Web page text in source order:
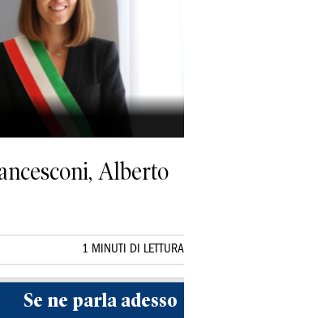
Alberto
1 MINUTI DI LETTURA
Se ne parla adesso